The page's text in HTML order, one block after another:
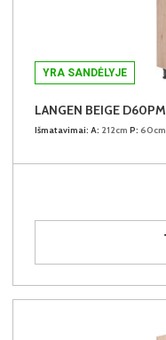
YRA SANDĖLYJE
Išmatavimai: A: 212cm P: 60cm